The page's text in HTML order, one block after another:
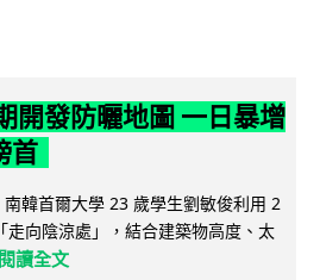
開發防曬地圖 一日暴增
首
南韓首爾大學 23 歲學生劉敏俊利用 2
向陰涼處」，結合建築物高度、太
閱讀全文